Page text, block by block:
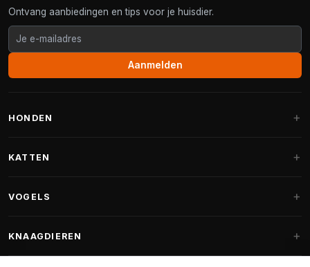
Ontvang aanbiedingen en tips voor je huisdier.
Aanmelden
HONDEN
Fantail hondenmanden
KATTEN
Krabpalen voor Maine Coon
VOGELS
Vogelvoer binnenvogels
KNAAGDIEREN